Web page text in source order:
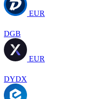
EUR
DGB
EUR
DYDX